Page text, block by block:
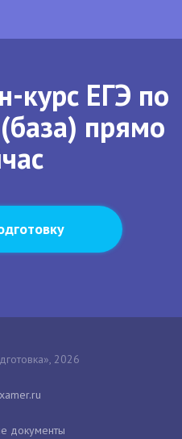
курс ЕГЭ по
прямо
2026
документы